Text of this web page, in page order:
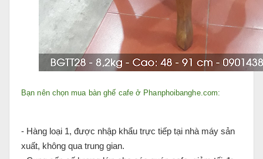
Bạn nên chọn mua bàn ghế cafe ở Phanphoibanghe.com:
- Hàng loại 1, được nhập khẩu trực tiếp tại nhà máy sản
xuất, không qua trung gian.